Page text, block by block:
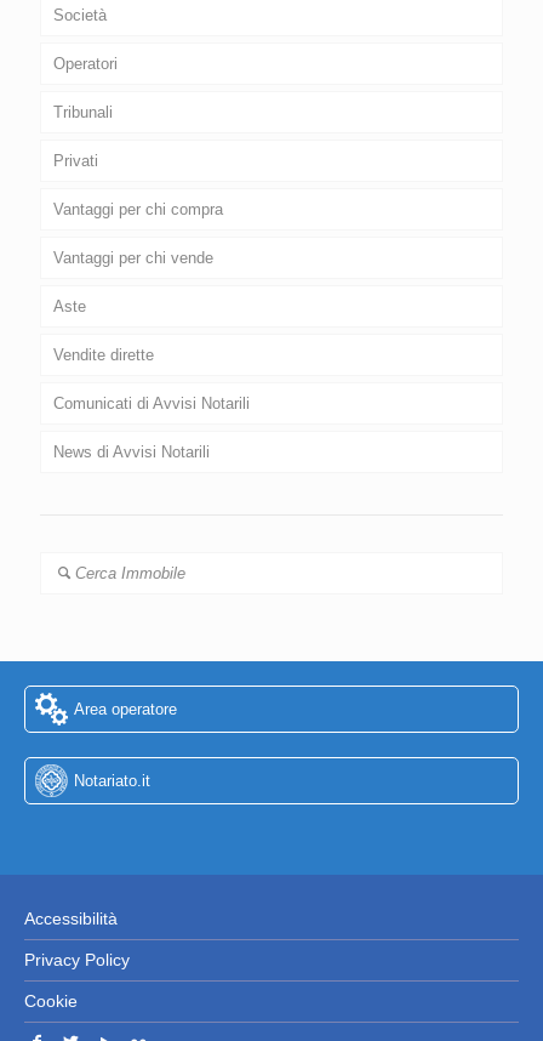
Società
Operatori
Tribunali
Privati
Vantaggi per chi compra
Vantaggi per chi vende
Aste
Vendite dirette
Comunicati di Avvisi Notarili
News di Avvisi Notarili
Cerca Immobile
Area operatore
Notariato.it
Accessibilità
Privacy Policy
Cookie